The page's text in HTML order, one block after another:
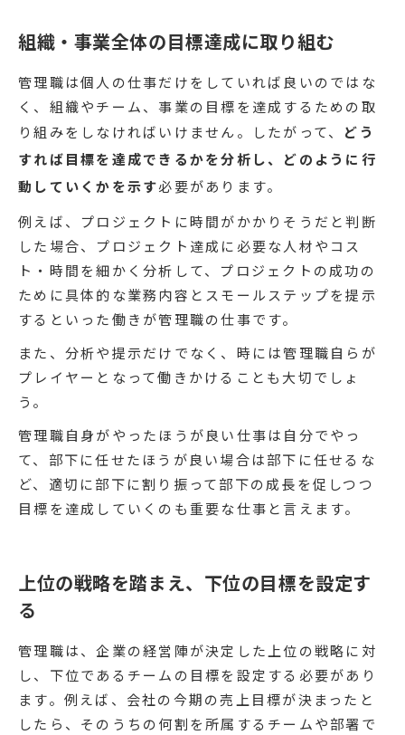
組織・事業全体の目標達成に取り組む
管理職は個人の仕事だけをしていれば良いのではな
く、組織やチーム、事業の目標を達成するための取
り組みをしなければいけません。したがって、 どう
すれば目標を達成できるかを分析し、どのように行
動していくかを示す必要があります。
例えば、プロジェクトに時間がかかりそうだと判断
した場合、プロジェクト達成に必要な人材やコス
ト・時間を細かく分析して、プロジェクトの成功の
ために具体的な業務内容とスモールステップを提示
するといった働きが管理職の仕事です。
また、分析や提示だけでなく、時には管理職自らが
プレイヤーとなって働きかけることも大切でしょ
う。
管理職自身がやったほうが良い仕事は自分でやっ
て、部下に任せたほうが良い場合は部下に任せるな
ど、適切に部下に割り振って部下の成長を促しつつ
目標を達成していくのも重要な仕事と言えます。
上位の戦略を踏まえ、下位の目標を設定す
る
管理職は、企業の経営陣が決定した上位の戦略に対
し、下位であるチームの目標を設定する必要があり
ます。例えば、会社の今期の売上目標が決まったと
したら、そのうちの何割を所属するチームや部署で